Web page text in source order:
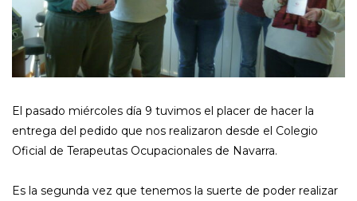
El pasado miércoles día 9 tuvimos el placer de hacer la
entrega del pedido que nos realizaron desde el Colegio
Oficial de Terapeutas Ocupacionales de Navarra.
Es la segunda vez que tenemos la suerte de poder realizar